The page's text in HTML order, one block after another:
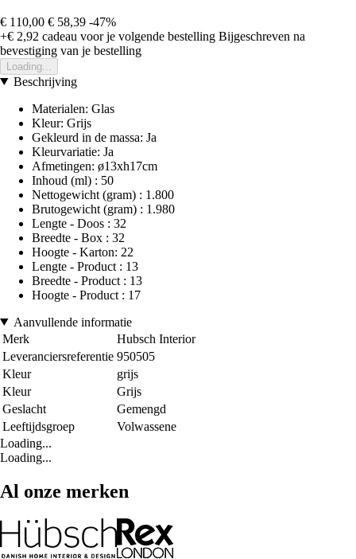
€ 110,00 € 58,39 -47%
+€ 2,92 cadeau voor je volgende bestelling Bijgeschreven na
bevestiging van je bestelling
Loading...
Beschrijving
Materialen: Glas
Kleur: Grijs
Gekleurd in de massa: Ja
Kleurvariatie: Ja
Afmetingen: ø13xh17cm
Inhoud (ml) : 50
Nettogewicht (gram) : 1.800
Brutogewicht (gram) : 1.980
Lengte - Doos : 32
Breedte - Box : 32
Hoogte - Karton: 22
Lengte - Product : 13
Breedte - Product : 13
Hoogte - Product : 17
Aanvullende informatie
Merk
Hubsch Interior
Leveranciersreferentie 950505
Kleur
grijs
Kleur
Grijs
Geslacht
Gemengd
Leeftijdsgroep
Volwassene
Loading...
Loading...
Al onze merken